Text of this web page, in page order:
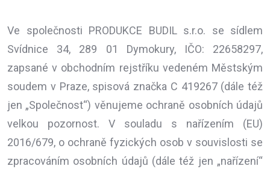
Ve společnosti PRODUKCE BUDIL s.r.o. se sídlem
Svídnice 34, 289 01 Dymokury, IČO: 22658297,
zapsané v obchodním rejstříku vedeném Městským
soudem v Praze, spisová značka C 419267 (dále též
jen „Společnost“) věnujeme ochraně osobních údajů
velkou pozornost. V souladu s nařízením (EU)
2016/679, o ochraně fyzických osob v souvislosti se
zpracováním osobních údajů (dále též jen „nařízení“